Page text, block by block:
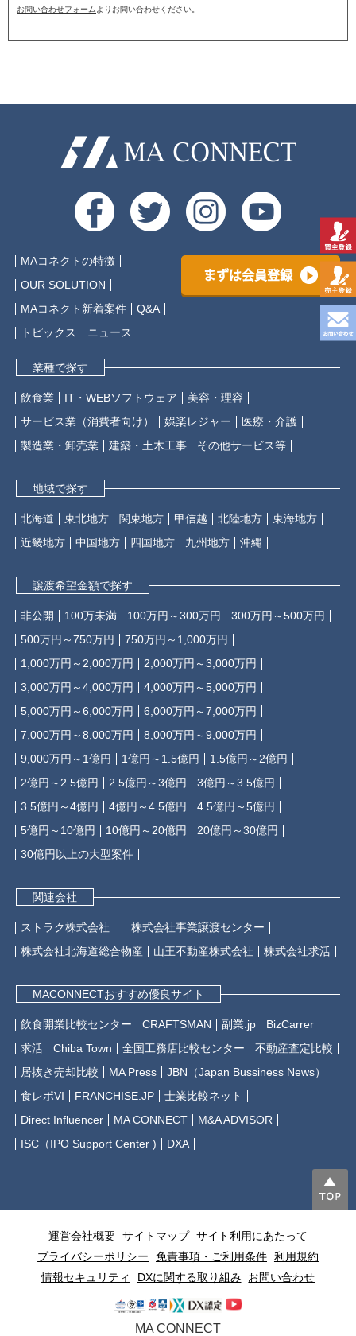
お問い合わせフォーム よりお問い合わせください。
MAコネクトの特徴
OUR SOLUTION
MAコネクト新着案件
Q&A
トピックス ニュース
まずは会員登録
業種で探す
飲食業 IT・WEBソフトウェア
美容・理容
サービス業（消費者向け）
娯楽レジャー
医療・介護
製造業・卸売業
建築・土木工事 その他サービス等
地域で探す
北海道 東北地方 関東地方 甲信越 北陸地方
東海地方
近畿地方
中国地方 四国地方 九州地方 沖縄
譲渡希望金額で探す
非公開 100万未満 100万円～300万円
300万円～500万円
500万円～750万円
750万円～1,000万円
1,000万円～2,000万円
2,000万円～3,000万円
3,000万円～4,000万円
4,000万円～5,000万円
5,000万円～6,000万円
6,000万円～7,000万円
7,000万円～8,000万円
8,000万円～9,000万円
9,000万円～1億円
1億円～1.5億円
1.5億円～2億円
2億円～2.5億円
2.5億円～3億円
3億円～3.5億円
3.5億円～4億円
4億円～4.5億円
4.5億円～5億円
5億円～10億円
10億円～20億円
20億円～30億円
30億円以上の大型案件
関連会社
ストラク株式会社
株式会社事業譲渡センター
株式会社北海道総合物産
山王不動産株式会社 株式会社求活
MACONNECTおすすめ優良サイト
飲食開業比較センター CRAFTSMAN 副業.jp
BizCarrer
求活
Chiba Town 全国工務店比較センター
不動産査定比較
居抜き売却比較
MA Press
JBN（Japan Bussiness News）
食レポVI
FRANCHISE.JP
士業比較ネット
Direct Influencer
MA CONNECT
M&A ADVISOR
ISC（IPO Support Center )
DXA
運営会社概要 サイトマップ サイト利用にあたって
プライバシーポリシー
免責事項・ご利用条件 利用規約
情報セキュリティ
DXに関する取り組み お問い合わせ
MA CONNECT